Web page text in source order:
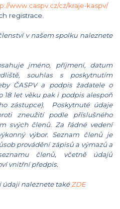
www.caspv.cz/cz/kraje-kaspv/
registrace.
v našem spolku naleznete
jméno, příjmení, datum
souhlas s poskytnutím
ČASPV a podpis žadatele o
18 let věku pak i podpis alespoň
zástupce). Poskytnuté údaje
zneužití podle příslušného
svých členů. Za řádné vedení
výbor. Seznam členů je
provádění zápisů a výmazů a
členů, včetně údajů
vnitřní předpis.
údaji naleznete takéZDE